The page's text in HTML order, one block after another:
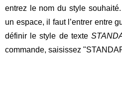
entrez le nom du style
un espace, il faut l’entrer entre
définir le style de texte
commande, saisissez "